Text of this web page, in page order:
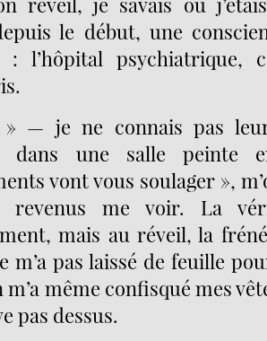
le début, une
: l’hôpital psychiatrique,
— je ne connais pas
dans une salle peinte
vont vous soulager »,
me voir. La
mais au réveil, la
m’a pas laissé de feuille
m’a même confisqué mes
pas dessus.